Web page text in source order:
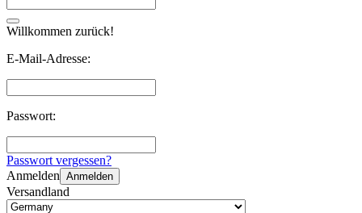
Willkommen zurück!
E-Mail-Adresse:
Passwort:
Passwort vergessen?
Anmelden Anmelden
Versandland